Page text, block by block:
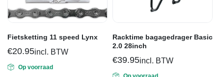
Fietsketting 11 speed Lynx
€20.95incl. BTW
Op voorraad
Racktime bagagedrager Basic
2.0 28inch
€39.95incl. BTW